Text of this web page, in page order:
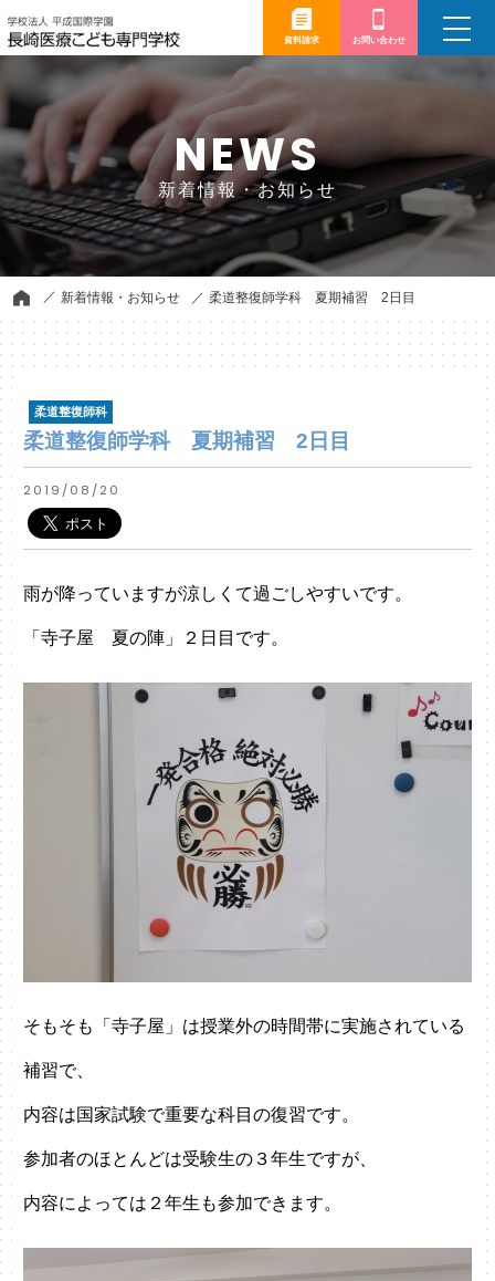
資料請求 お問い合わせ
toggle
NEWS
新着情報・お知らせ
新着情報・お知らせ 柔道整復師学科 夏期補習 2日目
柔道整復師科
柔道整復師学科 夏期補習 2日目
2019/08/20
雨が降っていますが涼しくて過ごしやすいです。
「寺子屋 夏の陣」２日目です。
そもそも「寺子屋」は授業外の時間帯に実施されている
補習で、
内容は国家試験で重要な科目の復習です。
参加者のほとんどは受験生の３年生ですが、
内容によっては２年生も参加できます。